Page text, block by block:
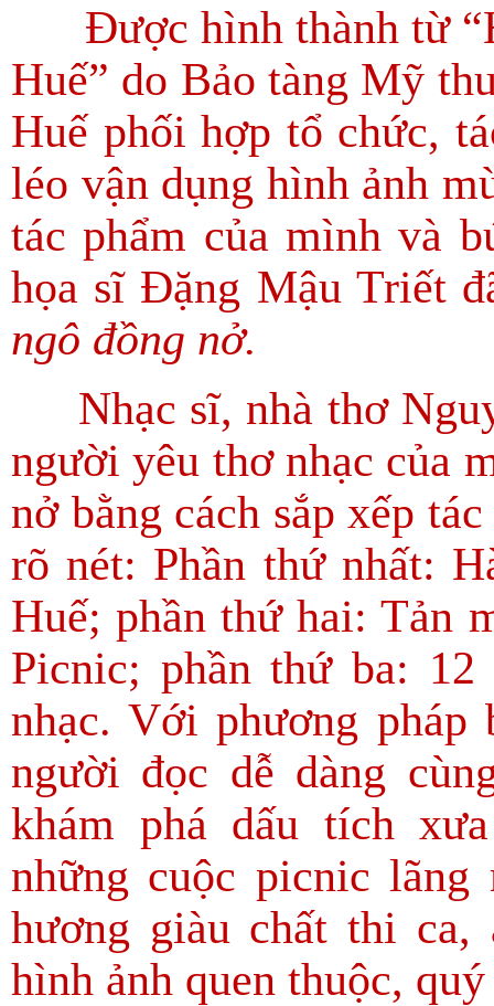
Được hình thành từ
Huế” do Bảo tàng Mỹ
Huế phối hợp tổ chức,
léo vận dụng hình ảnh
tác phẩm của mình và
họa sĩ Đặng Mậu Triết
ngô đồng nở.
Nhạc sĩ, nhà thơ
người yêu thơ nhạc của
nở bằng cách sắp xếp
rõ nét: Phần thứ nhất:
Huế; phần thứ hai: Tản
Picnic; phần thứ ba:
nhạc. Với phương pháp
người đọc dễ dàng
khám phá dấu tích
những cuộc picnic lãng
hương giàu chất thi ca,
hình ảnh quen